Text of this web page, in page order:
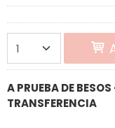
A PRUEBA DE
TRANSFERENCIA